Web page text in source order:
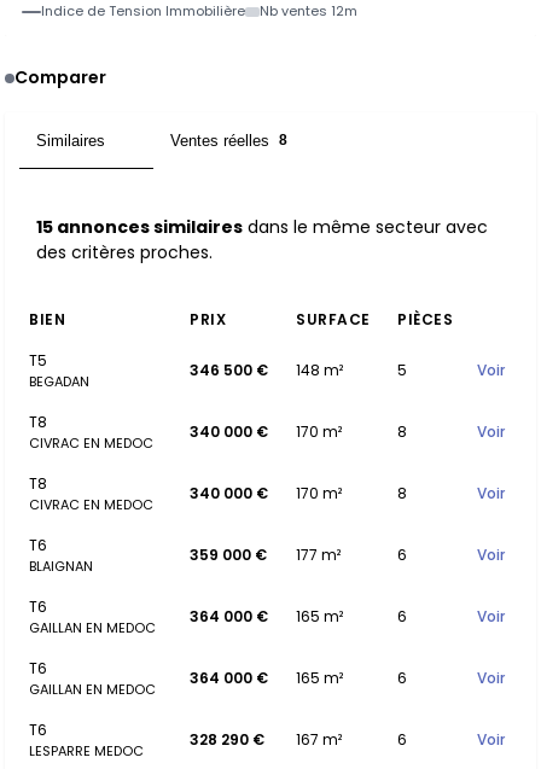
Indice de Tension Immobilière Nb ventes 12m
Comparer
Similaires Ventes réelles 8
15 annonces similaires dans le même secteur avec
des critères proches.
BIEN PRIX SURFACE
PIÈCES
T5
BEGADAN
346 500 € 148 m² 5 Voir
T8
CIVRAC EN MEDOC
340 000 € 170 m² 8 Voir
T8
CIVRAC EN MEDOC
340 000 € 170 m² 8 Voir
T6
BLAIGNAN
359 000 € 177 m² 6 Voir
T6
GAILLAN EN MEDOC
364 000 € 165 m² 6 Voir
T6
GAILLAN EN MEDOC
364 000 € 165 m² 6 Voir
T6
LESPARRE MEDOC
328 290 € 167 m² 6 Voir